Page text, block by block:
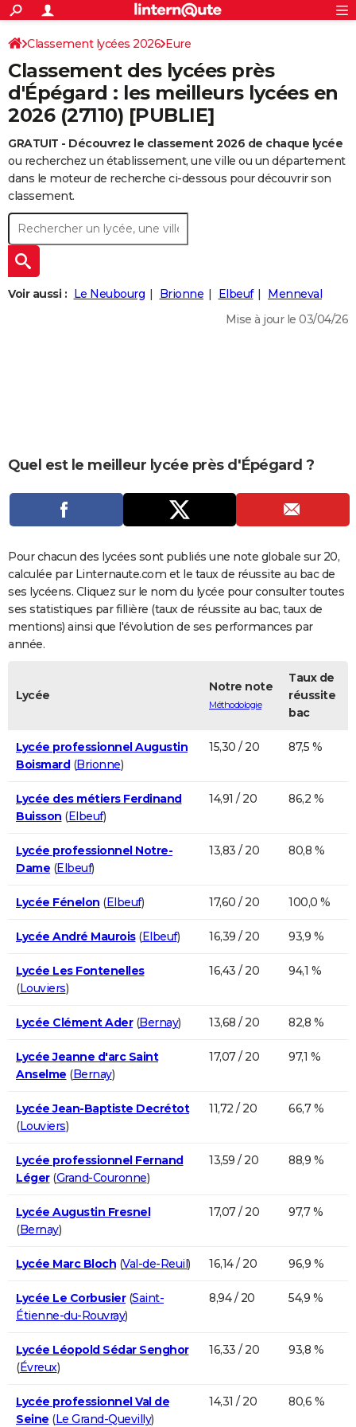
ACTUALITÉS
Politique
Société
Faits Divers
Education
Monde
Villes
+
SPORT
Coupe du monde 2026
Football
Tennis
Cyclisme
Rugby
Forum
CULTURE
Programme TV
TNT
Streaming
Cinéma
Sorties cinéma
Musique
+
FINANCE
Retraite
Impôts
Epargne
Immobilier
Risques naturels par ville
Banque
Assurance
Crédit
AUTO
Essais
Réserver un essai
Citadines
Berlines
SUV
Forum auto
+
HIGH-TECH
BRICOLAGE
Forum
Aménagement intérieur
Extérieur
Cuisine
Salle de bains
Jardinage
Rangement
+WEEK-END
Guides de France
Escapades
Patrimoine
Expositions
Musées
Week-end nature
+
LIFESTYLE
CARTE DE VOEUX
Carte de Noël
Carte Bonne année
Carte Saint-Valentin
Carte Pâques
Carte d'anniversaire
DICTIONNAIRE
COPAINS D'AVANT
S'inscrire
Se connecter
Lycées
Collèges
Primaires
Universités
Entreprises
Service militaire
Avis de recherche
AVIS DE DÉCÈS
FORUM
S'inscrire
Connexion
Classement lycées 2026 Eure
Classement des lycées près
d'Épégard : les meilleurs lycées en
2026 (27110) [PUBLIE]
GRATUIT - Découvrez le classement 2026 de chaque lycée
ou recherchez un établissement, une ville ou un département
dans le moteur de recherche ci-dessous pour découvrir son
classement.
Voir aussi : Le Neubourg Brionne Elbeuf
Menneval
Mise à jour le 03/04/26
Quel est le meilleur lycée près d'Épégard ?
Pour chacun des lycées sont publiés une note globale sur 20,
calculée par Linternaute.com et le taux de réussite au bac de
ses lycéens. Cliquez sur le nom du lycée pour consulter toutes
ses statistiques par fillière (taux de réussite au bac, taux de
mentions) ainsi que l'évolution de ses performances par
année.
Lycée
Notre note
Méthodologie
Taux de
réussite
bac
Lycée professionnel Augustin
Boismard(Brionne)
15,30 / 20 87,5 %
Lycée des métiers Ferdinand
Buisson (Elbeuf)
14,91 / 20 86,2 %
Lycée professionnel Notre-
Dame (Elbeuf)
13,83 / 20 80,8 %
Lycée Fénelon (Elbeuf) 17,60 / 20 100,0 %
Lycée André Maurois(Elbeuf) 16,39 / 20 93,9 %
Lycée Les Fontenelles
(Louviers)
16,43 / 20 94,1 %
Lycée Clément Ader(Bernay) 13,68 / 20 82,8 %
Lycée Jeanne d'arc Saint
Anselme (Bernay)
17,07 / 20 97,1 %
Lycée Jean-Baptiste Decrétot
(Louviers)
11,72 / 20 66,7 %
Lycée professionnel Fernand
Léger(Grand-Couronne)
13,59 / 20 88,9 %
Lycée Augustin Fresnel
(Bernay)
17,07 / 20 97,7 %
Lycée Marc Bloch (Val-de-Reuil) 16,14 / 20 96,9 %
Lycée Le Corbusier(Saint-
Étienne-du-Rouvray)
8,94 / 20 54,9 %
Lycée Léopold Sédar Senghor
(Évreux)
16,33 / 20 93,8 %
Lycée professionnel Val de
Seine (Le Grand-Quevilly)
14,31 / 20 80,6 %